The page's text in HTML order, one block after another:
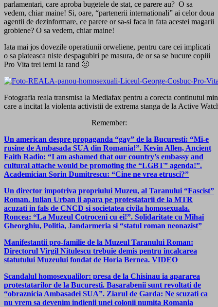
parlamentari, care aproba bugetele de stat, ce parere au? O sa
vedem, chiar maine! Si, oare, “partenerii internationali” ai celor doua
agentii de dezinformare, ce parere or sa-si faca in fata acestei magarii
grobiene? O sa vedem, chiar maine!
Iata mai jos dovezile operatiunii orweliene, pentru care cei implicati
o sa plateasca niste despagubiri pe masura, de or sa se bucure copiii
Pro Vita trei ierni la rand 🙂
Fotografia reala transmisa la Mediafax pentru a corecta continutul
care a incitat la violenta activistii de extrema stanga de la Active
Remember:
Un american despre propaganda “gay” de la Bucuresti: “Mi-e
rusine de Ambasada SUA din Romania!”. Kevin Allen, Ancient
Faith Radio: “I am ashamed that our country’s embassy and
cultural attache would be promoting the “LGBT” agenda!”.
Academician Sorin Dumitrescu: “Cine ne vrea etrusci?”
Un director impotriva propriului Muzeu, al Taranului “Fascist”
Roman. Iulian Urban ii apara pe protestatarii de la MTR
acuzati in fals de CNCD si societatea civila homosexuala.
Roncea: “La Muzeul Cotroceni cu ei!”. Solidaritate cu Mihai
Gheorghiu, Politia, Jandarmeria si “statul roman neonazist”
Manifestantii pro-familie de la Muzeul Taranului Roman:
Directorul Virgil Nitulescu trebuie demis pentru incalcarea
statutului Muzeului fondat de Horia Bernea. VIDEO
Scandalul homosexualilor: presa de la Chisinau ia apararea
protestatarilor de la Bucuresti. Basarabenii sunt revoltati de
“obraznicia Ambasadei SUA”. Ziarul de Garda: Ne scuzati ca
nu vrem sa devenim indienii unei colonii numita Romania